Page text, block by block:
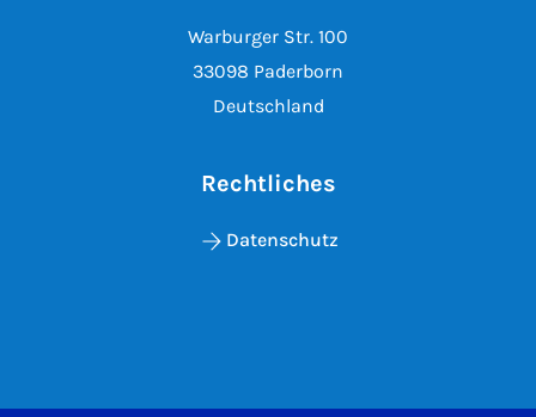
Warburger Str. 100
33098 Paderborn
Deutschland
Rechtliches
Datenschutz